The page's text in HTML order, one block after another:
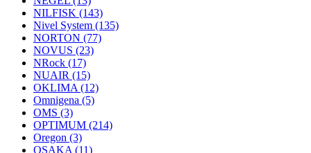
NILFISK (143)
Nivel System (135)
NORTON (77)
NOVUS (23)
NRock (17)
NUAIR (15)
OKLIMA (12)
Omnigena (5)
OMS (3)
OPTIMUM (214)
Oregon (3)
OSAKA (11)